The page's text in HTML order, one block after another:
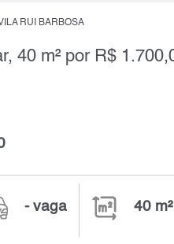
RUI BARBOSA
40 m² por R$
- vaga 40 m²